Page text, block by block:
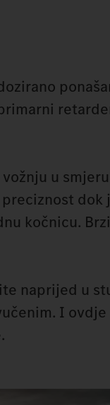
u
dok
kočnicu.
naprijed u
I